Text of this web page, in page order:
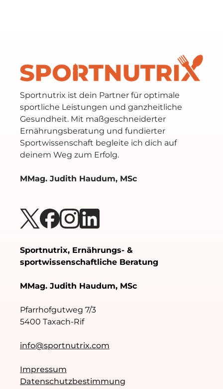
Sportnutrix ist dein Partner für optimale
sportliche Leistungen und ganzheitliche
Gesundheit. Mit maßgeschneiderter
Ernährungsberatung und fundierter
Sportwissenschaft begleite ich dich auf
deinem Weg zum Erfolg.
MMag. Judith Haudum, MSc
Sportnutrix, Ernährungs- &
sportwissenschaftliche Beratung
MMag. Judith Haudum, MSc
Pfarrhofgutweg 7/3
5400 Taxach-Rif
info@sportnutrix.com
Impressum
Datenschutzbestimmung